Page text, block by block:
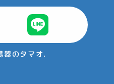
のタマオ.